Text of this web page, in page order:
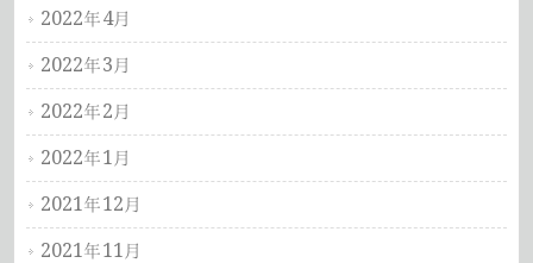
2022年4月
2022年3月
2022年2月
2022年1月
2021年12月
2021年11月